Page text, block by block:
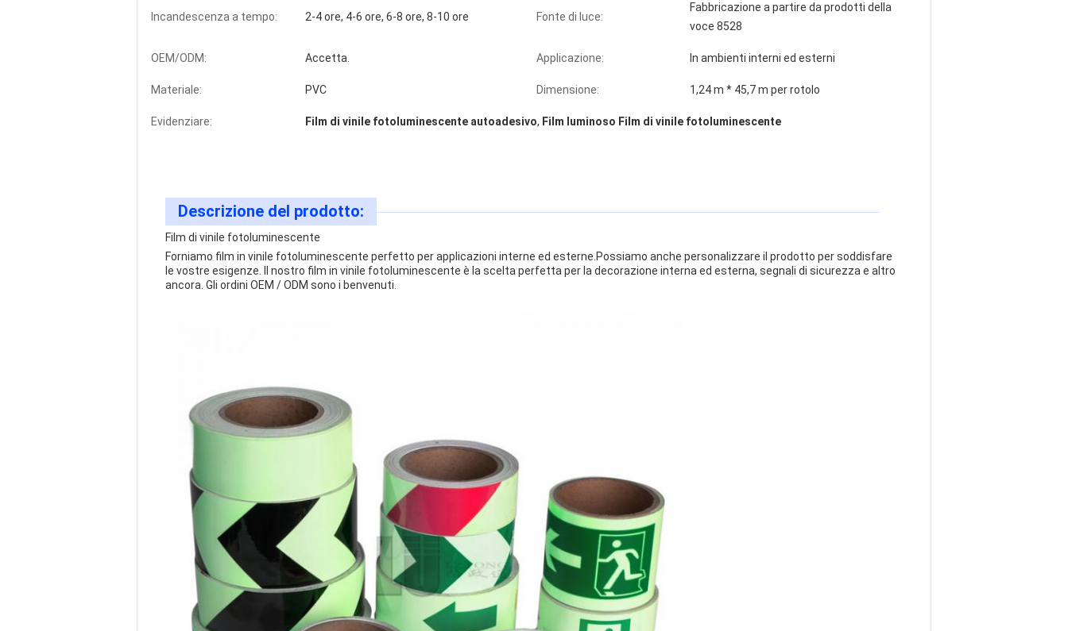
Incandescenza a tempo: 2-4 ore, 4-6 ore, 6-8 ore, 8-10 ore Fonte di luce:
Fabbricazione a partire da prodotti della
voce 8528
OEM/ODM: Accetta. Applicazione: In ambienti interni ed esterni
Materiale: PVC Dimensione: 1,24 m * 45,7 m per rotolo
Evidenziare: Film di vinile fotoluminescente autoadesivo, Film luminoso Film di vinile fotoluminescente
Descrizione del prodotto:
Film di vinile fotoluminescente
Forniamo film in vinile fotoluminescente perfetto per applicazioni interne ed esterne.Possiamo anche personalizzare il prodotto per soddisfare
le vostre esigenze. Il nostro film in vinile fotoluminescente è la scelta perfetta per la decorazione interna ed esterna, segnali di sicurezza e altro
ancora. Gli ordini OEM / ODM sono i benvenuti.